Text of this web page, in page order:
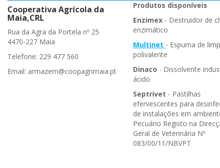
Cooperativa Agrícola da
Maia,CRL
Rua da Agra da Portela nº 25
4470-227 Maia
Telefone: 229 477 560
Email: armazem@coopagrimaia.pt
Produtos disponíveis
Enzimex - Destruidor de
enzimático
Multinet - Espuma de
polivalente
Dinaco - Dissolvente
ácido
Septrivet - Pastilhas
efervescentes para
de instalações em
Pecuário Registo na
Geral de Veterinária Nº
083/00/11/NBVPT